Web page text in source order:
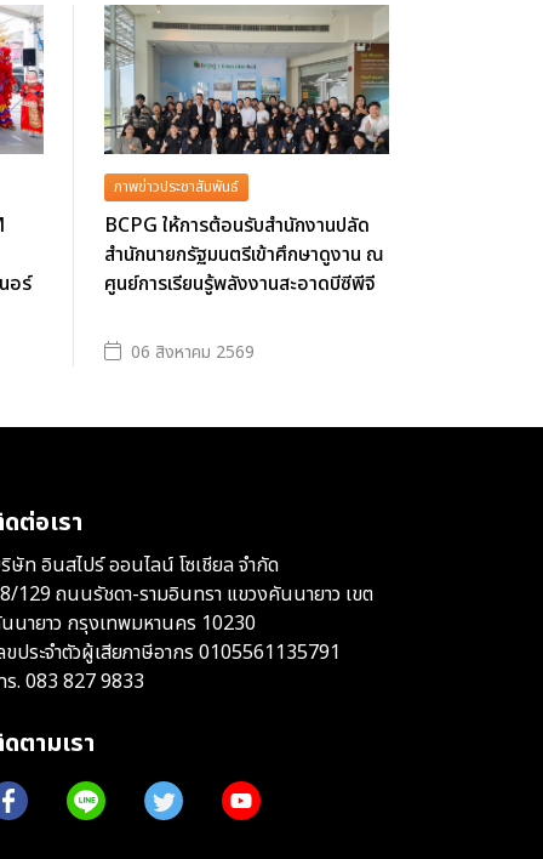
อร์
ภาพข่าวประชาสัมพันธ์
BCPG ให้การต้อนรับสำนักงานปลัด
สำนักนายกรัฐมนตรีเข้าศึกษาดูงาน ณ
ศูนย์การเรียนรู้พลังงานสะอาดบีซีพีจี
06 สิงหาคม 2569
ต่อเรา
ษัท อินสไปร์ ออนไลน์ โซเชียล จำกัด
129 ถนนรัชดา-รามอินทรา แขวงคันนายาว เขต
นายาว กรุงเทพมหานคร 10230
ขประจำตัวผู้เสียภาษีอากร 0105561135791
ร. 083 827 9833
ตามเรา